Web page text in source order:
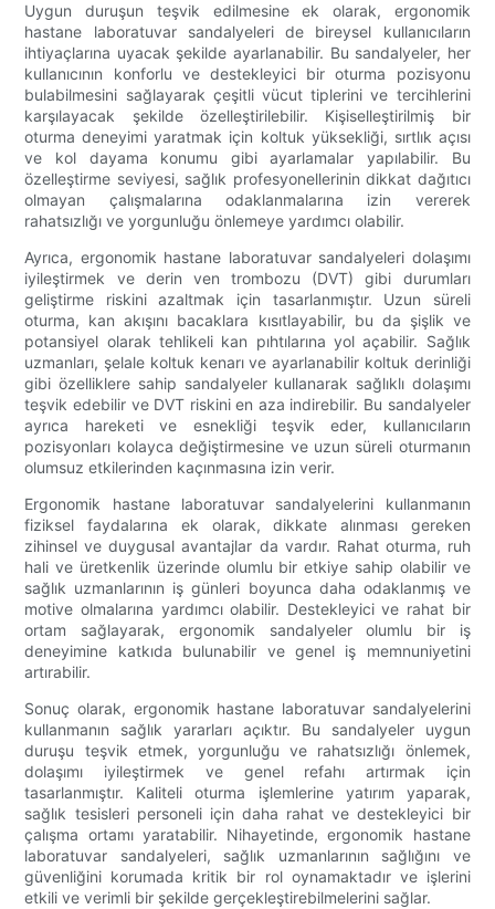
Uygun duruşun teşvik edilmesine ek olarak, ergonomik
hastane laboratuvar sandalyeleri de bireysel kullanıcıların
ihtiyaçlarına uyacak şekilde ayarlanabilir. Bu sandalyeler, her
kullanıcının konforlu ve destekleyici bir oturma pozisyonu
bulabilmesini sağlayarak çeşitli vücut tiplerini ve tercihlerini
karşılayacak şekilde özelleştirilebilir. Kişiselleştirilmiş bir
oturma deneyimi yaratmak için koltuk yüksekliği, sırtlık açısı
ve kol dayama konumu gibi ayarlamalar yapılabilir. Bu
özelleştirme seviyesi, sağlık profesyonellerinin dikkat dağıtıcı
olmayan çalışmalarına odaklanmalarına izin vererek
rahatsızlığı ve yorgunluğu önlemeye yardımcı olabilir.
Ayrıca, ergonomik hastane laboratuvar sandalyeleri dolaşımı
iyileştirmek ve derin ven trombozu (DVT) gibi durumları
geliştirme riskini azaltmak için tasarlanmıştır. Uzun süreli
oturma, kan akışını bacaklara kısıtlayabilir, bu da şişlik ve
potansiyel olarak tehlikeli kan pıhtılarına yol açabilir. Sağlık
uzmanları, şelale koltuk kenarı ve ayarlanabilir koltuk derinliği
gibi özelliklere sahip sandalyeler kullanarak sağlıklı dolaşımı
teşvik edebilir ve DVT riskini en aza indirebilir. Bu sandalyeler
ayrıca hareketi ve esnekliği teşvik eder, kullanıcıların
pozisyonları kolayca değiştirmesine ve uzun süreli oturmanın
olumsuz etkilerinden kaçınmasına izin verir.
Ergonomik hastane laboratuvar sandalyelerini kullanmanın
fiziksel faydalarına ek olarak, dikkate alınması gereken
zihinsel ve duygusal avantajlar da vardır. Rahat oturma, ruh
hali ve üretkenlik üzerinde olumlu bir etkiye sahip olabilir ve
sağlık uzmanlarının iş günleri boyunca daha odaklanmış ve
motive olmalarına yardımcı olabilir. Destekleyici ve rahat bir
ortam sağlayarak, ergonomik sandalyeler olumlu bir iş
deneyimine katkıda bulunabilir ve genel iş memnuniyetini
artırabilir.
Sonuç olarak, ergonomik hastane laboratuvar sandalyelerini
kullanmanın sağlık yararları açıktır. Bu sandalyeler uygun
duruşu teşvik etmek, yorgunluğu ve rahatsızlığı önlemek,
dolaşımı iyileştirmek ve genel refahı artırmak için
tasarlanmıştır. Kaliteli oturma işlemlerine yatırım yaparak,
sağlık tesisleri personeli için daha rahat ve destekleyici bir
çalışma ortamı yaratabilir. Nihayetinde, ergonomik hastane
laboratuvar sandalyeleri, sağlık uzmanlarının sağlığını ve
güvenliğini korumada kritik bir rol oynamaktadır ve işlerini
etkili ve verimli bir şekilde gerçekleştirebilmelerini sağlar.